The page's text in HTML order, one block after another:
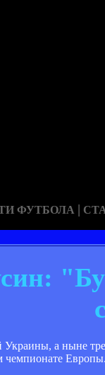
ФУТБОЛА |
а ныне
чемпионате